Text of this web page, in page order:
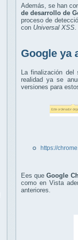
Además, se han
de desarrollo de
proceso de
con Universal XSS
Google ya
La finalización
realidad ya se
versiones para
https://
Ees queGoogle
como en Vista
anteriores.